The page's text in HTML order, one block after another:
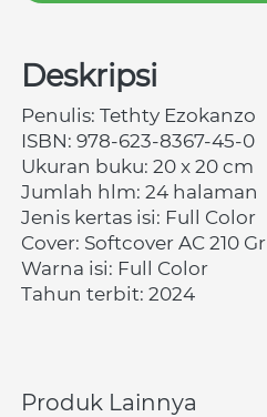
Deskripsi
Penulis: Tethty Ezokanzo
ISBN: 978-623-8367-45-0
Ukuran buku: 20 x 20 cm
Jumlah hlm: 24 halaman
Jenis kertas isi: Full Color
Cover: Softcover AC 210 Gr
Warna isi: Full Color
Tahun terbit: 2024
Produk Lainnya